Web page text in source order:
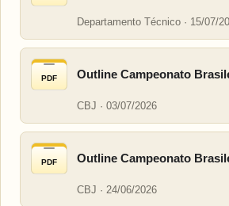
Departamento Técnico · 15/07/
PDF Outline Campeonato
CBJ · 03/07/2026
PDF Outline Campeonato
CBJ · 24/06/2026